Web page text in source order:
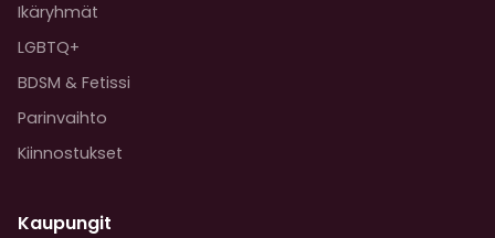
Ikäryhmät
LGBTQ+
BDSM & Fetissi
Parinvaihto
Kiinnostukset
Kaupungit